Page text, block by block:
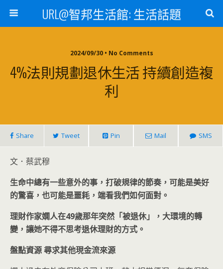
URL@智邦生活館: 生活話題
2024/09/30 • No Comments
4%法則規劃退休生活 持續創造複
利
Share Tweet Pin Mail SMS
文．蔡武穆
生命中總有一些意外的事，打破規律的節奏，可能是美好
的驚喜，也可能是噩耗，端看我們如何面對。
理財作家嫻人在49歲那年突然「被退休」，大環境的轉
變，讓她不得不思考退休理財的方式。
盤點資源尋求其他現金流來源